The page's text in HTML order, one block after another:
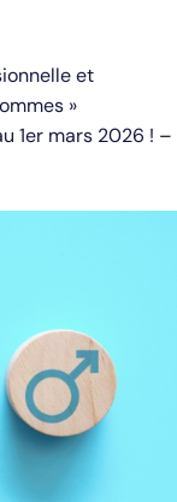
et
»
1er mars 2026 ! –